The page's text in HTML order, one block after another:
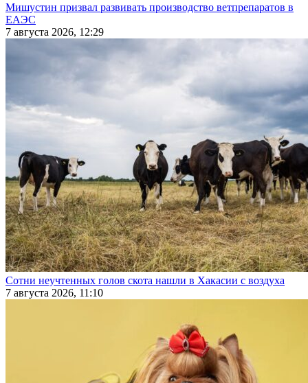
Мишустин призвал развивать производство ветпрепаратов в
ЕАЭС
7 августа 2026, 12:29
Сотни неучтенных голов скота нашли в Хакасии с воздуха
7 августа 2026, 11:10